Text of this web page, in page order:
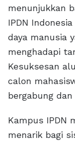
menunjukkan
IPDN
daya manusia
menghadapi
Kesuksesan
calon
bergabung
Kampus IPDN
menarik bagi